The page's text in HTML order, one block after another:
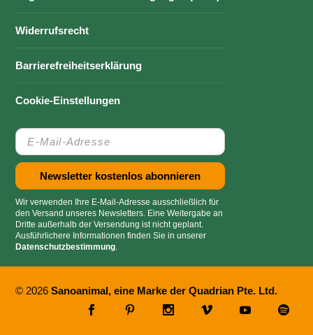
Widerrufsrecht
Barrierefreiheitserklärung
Cookie-Einstellungen
Wir verwenden Ihre E-Mail-Adresse ausschließlich für
den Versand unseres Newsletters. Eine Weitergabe an
Dritte außerhalb der Versendung ist nicht geplant.
Ausführlichere Informationen finden Sie in unserer
Datenschutzbestimmung
© 2026Sanoanimal, eine Marke der Quadrian Pte. Ltd.